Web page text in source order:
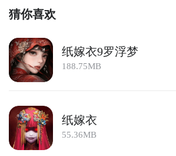
猜你喜欢
纸嫁衣9罗浮梦
188.75MB
纸嫁衣
55.36MB